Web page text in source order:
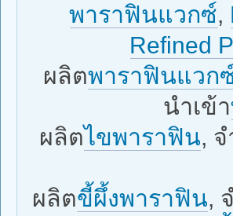
พาราฟินแวกซ์,
Refined
ผลิตพาราฟินแวก
นำเข้า
ผลิตไขพาราฟิน,
ผลิตขี้ผึ้งพาราฟิน,